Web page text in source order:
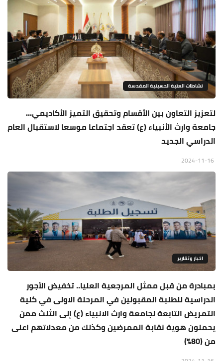
نشاطات العتبة الحسينية المقدسة
لتعزيز التعاون بين الأقسام وتحقيق التميز الأكاديمي...
جامعة وارث الأنبياء (ع) تعقد اجتماعا موسعا لاستقبال العام
الدراسي الجديد
اخبار وتقارير
بمبادرة من قبل ممثل المرجعية العليا.. تخفيض الأجور
الدراسية للطلبة المقبولين في المرحلة الاولى في كلية
التمريض التابعة لجامعة وارث الانبياء (ع) إلى الثلث ممن
يحملون هوية نقابة الممرضين وكذلك من معدلاتهم اعلى
من (80%)